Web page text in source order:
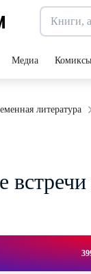
Медиа Комиксы
литература